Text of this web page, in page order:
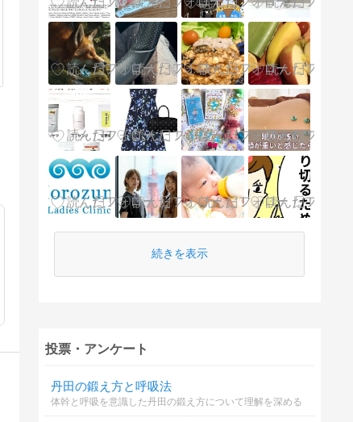
続きを表示
投票・アンケート
丹田の鍛え方と呼吸法
体幹と呼吸を意識した丹田の鍛え方について理解を深める